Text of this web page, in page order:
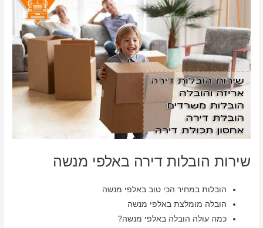
שירות הובלות דירה באלפי מנשה
הובלות במחיר הכי טוב באלפי מנשה
הובלה מומלצת באלפי מנשה
כמה עולה הובלה באלפי מנשה?